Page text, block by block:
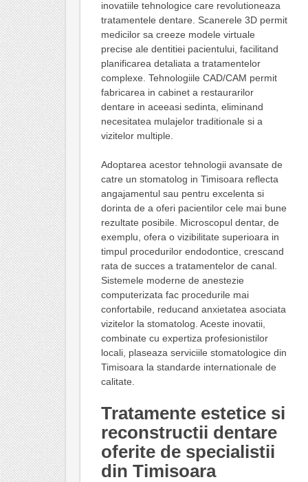
inovatiile tehnologice care revolutioneaza
tratamentele dentare. Scanerele 3D permit
medicilor sa creeze modele virtuale
precise ale dentitiei pacientului, facilitand
planificarea detaliata a tratamentelor
complexe. Tehnologiile CAD/CAM permit
fabricarea in cabinet a restaurarilor
dentare in aceeasi sedinta, eliminand
necesitatea mulajelor traditionale si a
vizitelor multiple.
Adoptarea acestor tehnologii avansate de
catre un stomatolog in Timisoara reflecta
angajamentul sau pentru excelenta si
dorinta de a oferi pacientilor cele mai bune
rezultate posibile. Microscopul dentar, de
exemplu, ofera o vizibilitate superioara in
timpul procedurilor endodontice, crescand
rata de succes a tratamentelor de canal.
Sistemele moderne de anestezie
computerizata fac procedurile mai
confortabile, reducand anxietatea asociata
vizitelor la stomatolog. Aceste inovatii,
combinate cu expertiza profesionistilor
locali, plaseaza serviciile stomatologice din
Timisoara la standarde internationale de
calitate.
Tratamente estetice si
reconstructii dentare
oferite de specialistii
din Timisoara